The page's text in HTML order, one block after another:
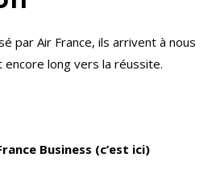
par Air France, ils arrivent à nous
encore long vers la réussite.
Business (c’est ici)